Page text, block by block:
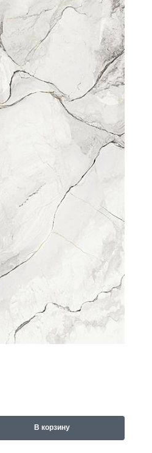
В корзину